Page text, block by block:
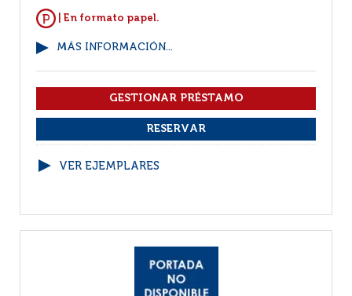
| En formato papel.
MÁS INFORMACIÓN...
VER EJEMPLARES